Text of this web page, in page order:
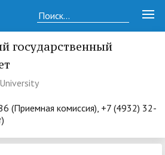
государственный
(Приемная комиссия), +7 (4932) 32-